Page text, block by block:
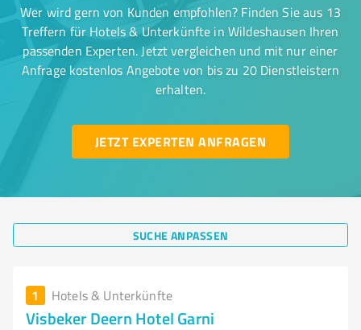
Wer wird gern von Kunden empfohlen? Finden Sie aus 13
Treffern für Hotels & Unterkünfte in Wildeshausen Ihren
passenden Experten. Jetzt vergleichen und mit nur einer
Anfrage kostenlos Angebote von bis zu 20 Dienstleistern
erhalten.
JETZT EXPERTEN ANFRAGEN
SUCHE ANPASSEN
1 Hotels & Unterkünfte
Visbeker Deern Hotel Garni